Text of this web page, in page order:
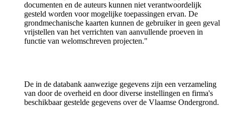
documenten en de auteurs kunnen niet verantwoordelijk
gesteld worden voor mogelijke toepassingen ervan. De
grondmechanische kaarten kunnen de gebruiker in geen geval
vrijstellen van het verrichten van aanvullende proeven in
functie van welomschreven projecten."
De in de databank aanwezige gegevens zijn een verzameling
van door de overheid en door diverse instellingen en firma's
beschikbaar gestelde gegevens over de Vlaamse Ondergrond.